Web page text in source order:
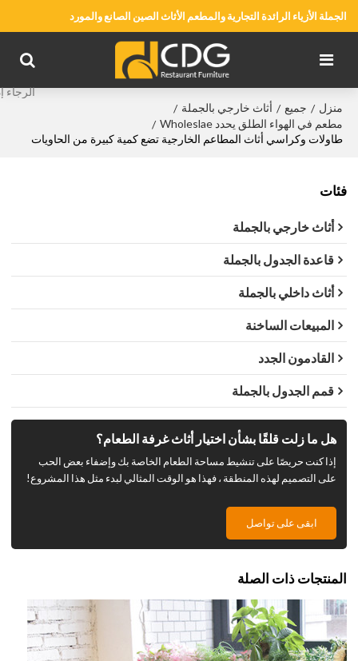
الجملة الأزياء الرائدة التجارية والمطعم الأثاث الصين الصانع والمورد
منزل / جميع / أثاث خارجي بالجملة /
مطعم في الهواء الطلق يحدد Wholeslae
/
طاولات وكراسي أثاث المطاعم الخارجية تضع كمية كبيرة من الحاويات
فئات
أثاث خارجي بالجملة
قاعدة الجدول بالجملة
أثاث داخلي بالجملة
المبيعات الساخنة
القادمون الجدد
قمم الجدول بالجملة
هل ما زلت قلقًا بشأن اختيار أثاث غرفة الطعام؟
إذا كنت حريصًا على تنشيط مساحة الطعام الخاصة بك وإضفاء بعض الحب
على التصميم لهذه المنطقة ، فهذا هو الوقت المثالي لبدء مثل هذا المشروع!
ابقى على تواصل
المنتجات ذات الصلة